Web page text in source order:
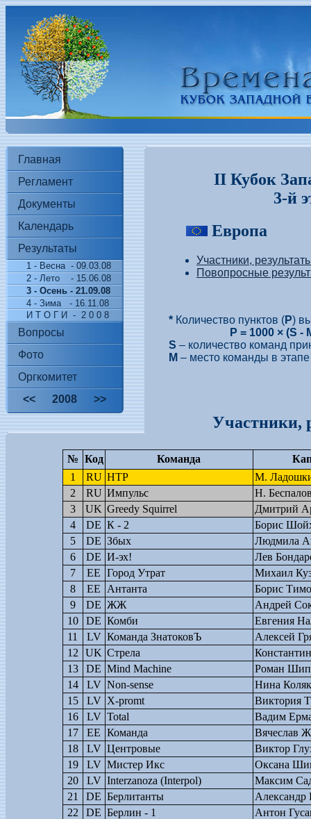
Главная
Регламент
Документы
Календарь
Результаты
1 - Весна - 09.03.08
2 - Лето - 15.06.08
3 - Осень - 21.09.08
4 - Зима - 16.11.08
И Т О Г И - 2 0 0 8
Вопросы
Фото
Оргкомитет
<<
2008 >>
II Кубок
3-й
Европа
Участники,
Повопросные
* Количество пунктов (P)
P = 1000 × (S -
S – количество команд
M – место команды в этапе
Участники,
№ Код Команда
1
RU НТР
M.
2
RU Импульс
H.
3
UK Greedy Squirrel
Дмитрий
4
DE К - 2
Борис
5
DE Збых
Людмила
6
DE И-эх!
Лев
7
EE Город Утрат
Михаил
8
EE Антанта
Борис
9
DE ЖЖ
Андрей
10
DE Комби
Евгения
11
LV Команда ЗнатоковЪ
Алексей
12
UK Стрела
13
DE Mind Machine
Роман
14
LV Non-sense
Нина
15
LV Х-promt
Виктория
16
LV Total
Вадим
17
EE Команда
Вячеслав
18
LV Центровые
Виктор
19
LV Мистер Икс
Оксана
20
LV Interzanoza (Interpol)
Максим
21
DE Берлитанты
22
DE Берлин - 1
Антон